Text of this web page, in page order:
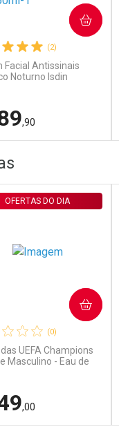
(2)
Facial Antissinais
Noturno Isdin
,90
COMPRAR
sem Desconto
389,90/cada
sem Desconto
389,90/cada
(0)
UEFA Champions
Masculino - Eau de
OFERTAS DO DIA
,00
COMPRAR